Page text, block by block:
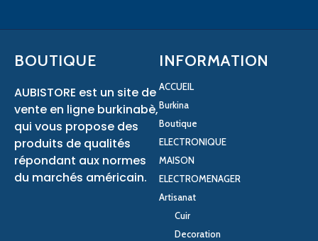
BOUTIQUE
AUBISTORE est un site de
vente en ligne burkinabè,
qui vous propose des
produits de qualités
répondant aux normes
du marchés américain.
INFORMATION
ACCUEIL
Burkina
Boutique
ELECTRONIQUE
MAISON
ELECTROMENAGER
Artisanat
Cuir
Decoration